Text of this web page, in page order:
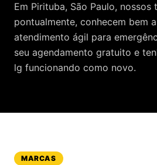
Em Pirituba, São Paulo, nossos
pontualmente, conhecem bem
atendimento ágil para
seu agendamento gratuito e
lg funcionando como novo.
MARCAS